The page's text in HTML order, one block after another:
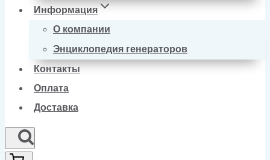
Информация
О компании
Энциклопедия генераторов
Контакты
Оплата
Доставка